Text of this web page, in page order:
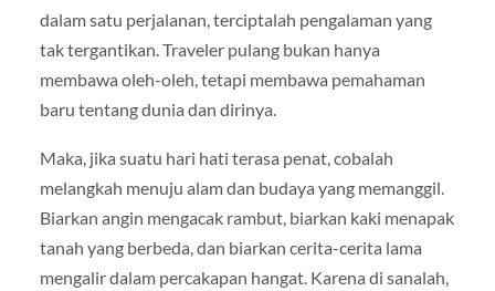
dalam satu perjalanan, terciptalah pengalaman yang
tak tergantikan. Traveler pulang bukan hanya
membawa oleh-oleh, tetapi membawa pemahaman
baru tentang dunia dan dirinya.
Maka, jika suatu hari hati terasa penat, cobalah
melangkah menuju alam dan budaya yang memanggil.
Biarkan angin mengacak rambut, biarkan kaki menapak
tanah yang berbeda, dan biarkan cerita-cerita lama
mengalir dalam percakapan hangat. Karena di sanalah,